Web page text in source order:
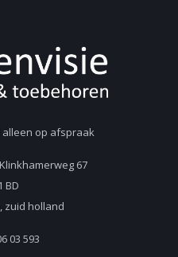
op afspraak
67
BD
zuid holland
03 593